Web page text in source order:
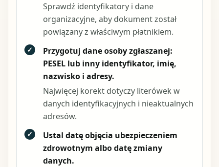
Sprawdź identyfikatory i dane
organizacyjne, aby dokument został
powiązany z właściwym płatnikiem.
✓
Przygotuj dane osoby zgłaszanej:
PESEL lub inny identyfikator, imię,
nazwisko i adresy.
Najwięcej korekt dotyczy literówek w
danych identyfikacyjnych i nieaktualnych
adresów.
✓
Ustal datę objęcia ubezpieczeniem
zdrowotnym albo datę zmiany
danych.